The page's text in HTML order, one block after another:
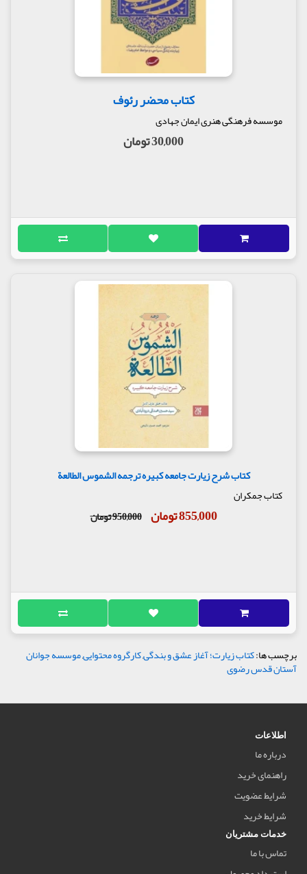
کتاب محضر رئوف
موسسه فرهنگی هنری ایمان جهادی
30,000 تومان
کتاب شرح زیارت جامعه کبیره ترجمه الشموس الطالعة
کتاب جمکران
855,000 تومان 950,000 تومان
برچسب ها:کتاب زیارت؛ آغاز عشق و بندگی,کارگروه محتوایی,موسسه جوانان
آستان قدس رضوی
اطلاعات
درباره ما
راهنمای خرید
شرایط عضویت
شرایط خرید
خدمات مشتریان
تماس با ما